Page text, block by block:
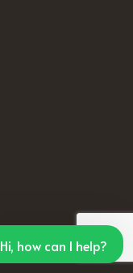
Hi, how can I help?